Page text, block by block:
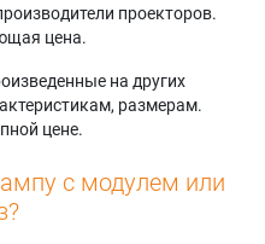
проекторов.
цена.
на других
размерам.
цене.
с модулем или